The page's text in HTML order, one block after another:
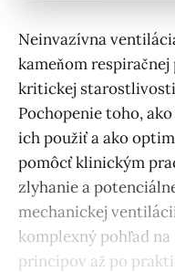
Neinvazívna
kameňom
kritickej starostlivosti
Pochopenie toho, ako
ich použiť a ako
pomôcť klinickým
zlyhanie a
mechanickej
komplexný pohľad
princípov až po